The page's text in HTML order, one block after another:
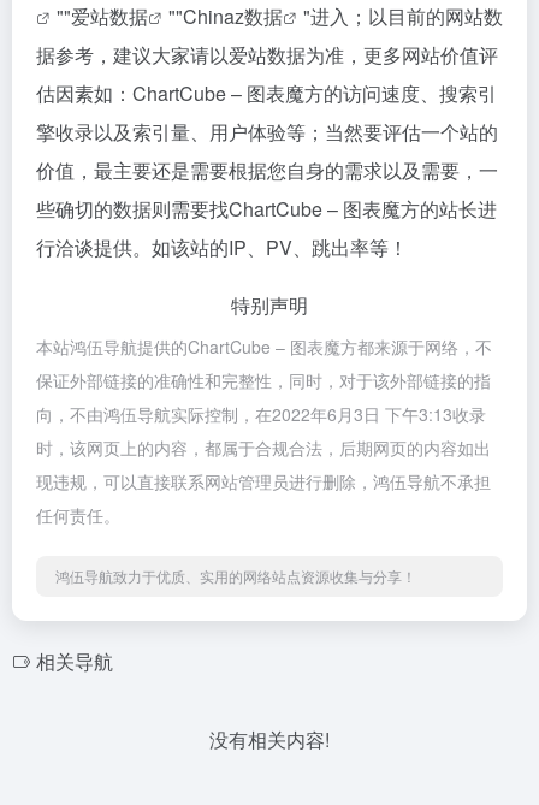
""爱站数据 ""Chinaz数据
"进入；以目前的网站数
据参考，建议大家请以爱站数据为准，更多网站价值评
估因素如：ChartCube – 图表魔方的访问速度、搜索引
擎收录以及索引量、用户体验等；当然要评估一个站的
价值，最主要还是需要根据您自身的需求以及需要，一
些确切的数据则需要找ChartCube – 图表魔方的站长进
行洽谈提供。如该站的IP、PV、跳出率等！
特别声明
本站鸿伍导航提供的ChartCube – 图表魔方都来源于网络，不
保证外部链接的准确性和完整性，同时，对于该外部链接的指
向，不由鸿伍导航实际控制，在2022年6月3日 下午3:13收录
时，该网页上的内容，都属于合规合法，后期网页的内容如出
现违规，可以直接联系网站管理员进行删除，鸿伍导航不承担
任何责任。
鸿伍导航致力于优质、实用的网络站点资源收集与分享！
相关导航
没有相关内容!